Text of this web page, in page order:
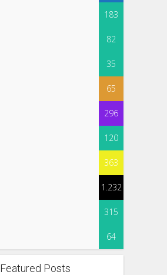
183
82
35
65
296
120
363
1.232
315
64
Featured Posts